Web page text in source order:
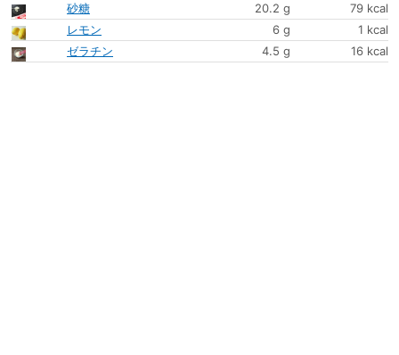
砂糖
20.2 g
79 kcal
レモン
6 g
1 kcal
ゼラチン
4.5 g 16 kcal